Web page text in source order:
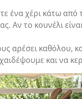
ένα χέρι κάτω
το κουνέλι
αρέσει καθόλου,
και να